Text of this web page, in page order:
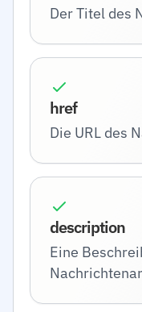
Der Titel des
href
Die URL des
description
Eine